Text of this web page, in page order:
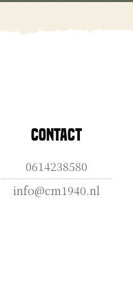
Contact
0614238580
info@cm1940.nl